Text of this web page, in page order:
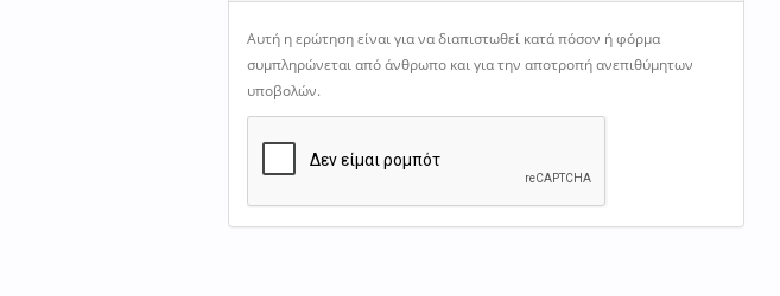
Αυτή η ερώτηση είναι για να διαπιστωθεί κατά πόσον ή φόρμα
συμπληρώνεται από άνθρωπο και για την αποτροπή ανεπιθύμητων
υποβολών.